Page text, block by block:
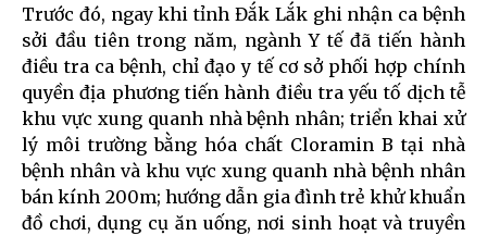
Trước đó, ngay khi tỉnh Đắk Lắk ghi nhận ca bệnh
sởi đầu tiên trong năm, ngành Y tế đã tiến hành
điều tra ca bệnh, chỉ đạo y tế cơ sở phối hợp chính
quyền địa phương tiến hành điều tra yếu tố dịch tễ
khu vực xung quanh nhà bệnh nhân; triển khai xử
lý môi trường bằng hóa chất Cloramin B tại nhà
bệnh nhân và khu vực xung quanh nhà bệnh nhân
bán kính 200m; hướng dẫn gia đình trẻ khử khuẩn
đồ chơi, dụng cụ ăn uống, nơi sinh hoạt và truyền